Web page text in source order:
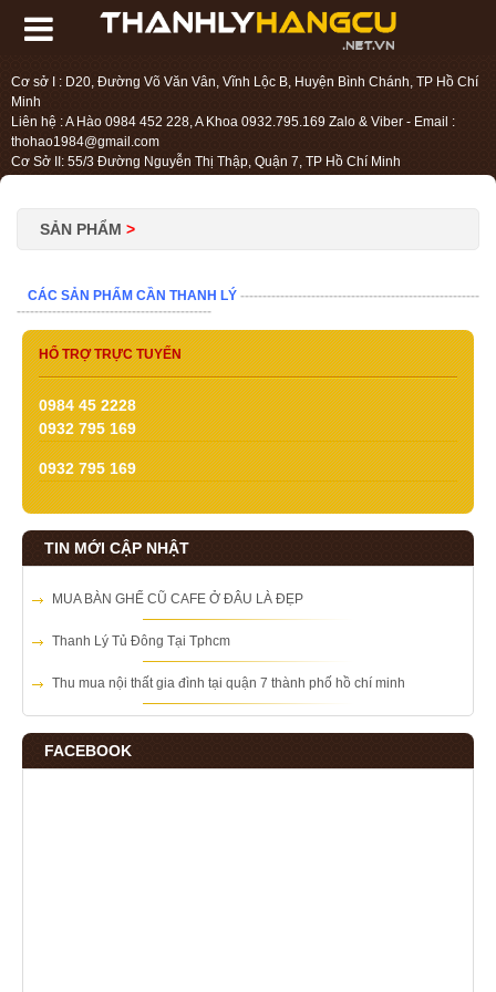
Cơ sở I : D20, Đường Võ Văn Vân, Vĩnh Lộc B, Huyện Bình Chánh, TP Hồ Chí
Minh
Liên hệ : A Hào 0984 452 228, A Khoa 0932.795.169 Zalo & Viber - Email :
thohao1984@gmail.com
Cơ Sở II: 55/3 Đường Nguyễn Thị Thập, Quận 7, TP Hồ Chí Minh
SẢN PHẨM >
CÁC SẢN PHẨM CẦN THANH LÝ ------------------------------------------------------
--------------------------------------------
HỔ TRỢ TRỰC TUYẾN
0984 45 2228
0932 795 169
0932 795 169
TIN MỚI CẬP NHẬT
MUA BÀN GHẾ CŨ CAFE Ở ĐÂU LÀ ĐẸP
Thanh Lý Tủ Đông Tại Tphcm
Thu mua nội thất gia đình tại quận 7 thành phố hồ chí minh
FACEBOOK